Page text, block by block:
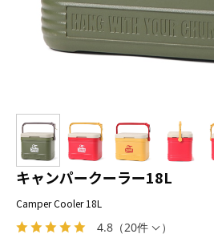
4.8 （20件 ）
キャンパークーラー18L
Camper Cooler 18L